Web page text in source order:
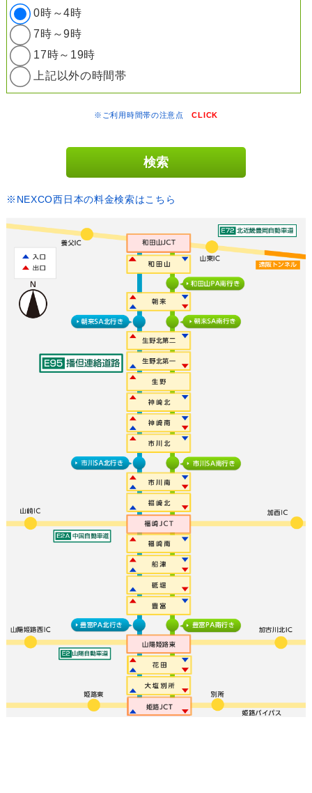
0時～4時
7時～9時
17時～19時
上記以外の時間帯
※ご利用時間帯の注意点CLICK
※NEXCO西日本の料金検索はこちら